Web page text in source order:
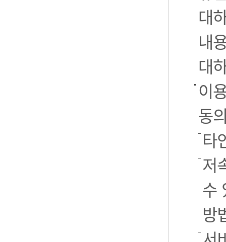
대
내
대
이
동
타
저
수
방